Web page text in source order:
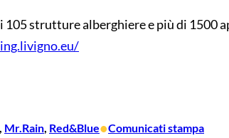
strutture alberghiere e più di 1500
, Mr.Rain, Red&Blue•Comunicati stampa